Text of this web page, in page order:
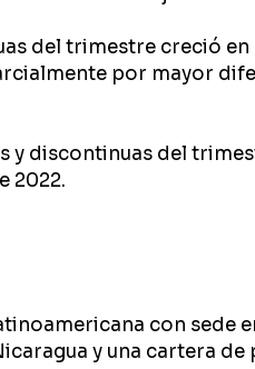
del trimestre creció
por mayor
y discontinuas del
2022.
con sede
y una cartera